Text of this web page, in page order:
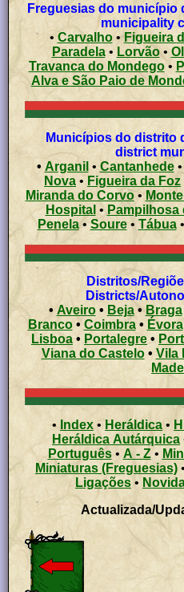
Freguesias do município
municipality
• Carvalho•
Paradela• Lorvão•
Travanca do Mondego•
Alva e São Paio de
Municípios do distrito de Coimbra - Coimbra
district
• Arganil • Cantanhede
Nova • Figueira da Foz
Miranda do Corvo•
Hospital • Pampilhosa
Penela•Soure• Tábua
Distritos/Regiões
Districts/
• Aveiro• Beja• Braga
Branco•Coimbra• Évora
Lisboa • Portalegre•
Viana do Castelo• Vila
• Index •Heráldica •
Heráldica Autárquica
Português• A - Z•
Miniaturas (Freguesias) •
Ligações •
Actualizada/